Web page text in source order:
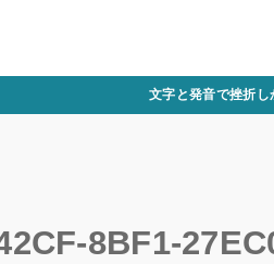
文字と発音で挫折
8BF1-